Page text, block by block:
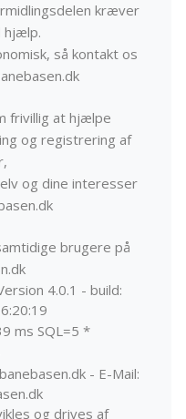
kræver
hjælp.
så kontakt os
frivillig at hjælpe
og registrering af
og dine interesser
brugere på
4.0.1 - build:
ms SQL=5 *
- E-Mail:
og drives af